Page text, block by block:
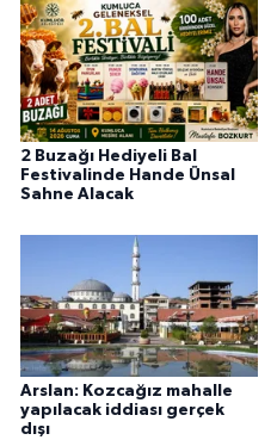
2 Buzağı Hediyeli Bal
Festivalinde Hande Ünsal
Sahne Alacak
Arslan: Kozcağız mahalle
yapılacak iddiası gerçek
dışı